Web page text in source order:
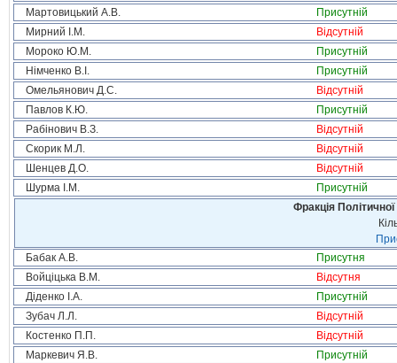
Мартовицький А.В.
Присутній
Мирний І.М.
Відсутній
Мороко Ю.М.
Присутній
Німченко В.І.
Присутній
Омельянович Д.С.
Відсутній
Павлов К.Ю.
Присутній
Рабінович В.З.
Відсутній
Скорик М.Л.
Відсутній
Шенцев Д.О.
Відсутній
Шурма І.М.
Присутній
Фракція
Бабак А.В.
Присутня
Войціцька В.М.
Відсутня
Діденко І.А.
Присутній
Зубач Л.Л.
Відсутній
Костенко П.П.
Відсутній
Маркевич Я.В.
Присутній